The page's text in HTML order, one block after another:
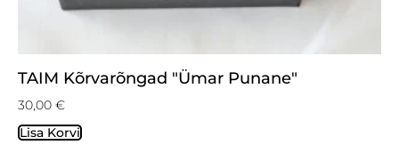
TAIM Kõrvarõngad "Ümar Punane"
30,00 €
Lisa Korvi